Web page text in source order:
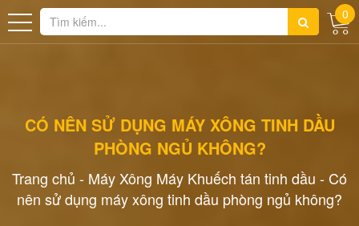
0
CÓ NÊN SỬ DỤNG MÁY XÔNG TINH DẦU
PHÒNG NGỦ KHÔNG?
Trang chủ - Máy Xông Máy Khuếch tán tinh dầu - Có
nên sử dụng máy xông tinh dầu phòng ngủ không?